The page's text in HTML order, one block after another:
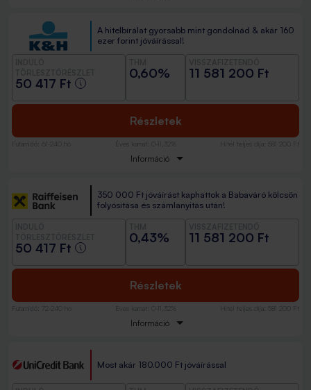
A hitelbírálat gyorsabb mint gondolnád & akár 160
ezer forint jóváírással!
50 417 Ft
0,60% 11 581 200 Ft
Részletek
Futamidő : 61-240 hó Éves kamat: 0-11,32% Hitel teljes díja : 581 200 Ft
Információ
350 000 Ft jóváírást kaphattok a Babaváró kölcsön
folyósítása és számlanyitás után!
50 417 Ft
0,43% 11 581 200 Ft
Részletek
Futamidő : 72-240 hó Éves kamat: 0-11,32% Hitel teljes díja : 581 200 Ft
Információ
Most akár 180.000 Ft jóváírással